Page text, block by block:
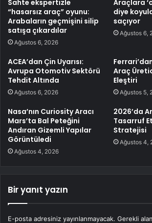
Sahte ekspertizle
“hasarsız araç” oyunu:
Arabaların geçmişini silip
satışa çıkardılar
Ağustos 6, 2026
Araçlara
diye
saçıyor
Ağustos 6,
ACEA’dan Çin Uyarısı:
Avrupa Otomotiv Sektörü
Tehdit Altında
Ağustos 6, 2026
Araç
Eleştiri
Ağustos 5,
Nasa’nın Curiosity Aracı
Mars’ta Bal Peteğini
Andıran Gizemli Yapılar
Görüntüledi
Ağustos 4, 2026
2026’da
Tasarruf
Stratejisi
Ağustos 4,
Bir yanıt yazın
E-posta adresiniz yayınlanmayacak. Gerekli